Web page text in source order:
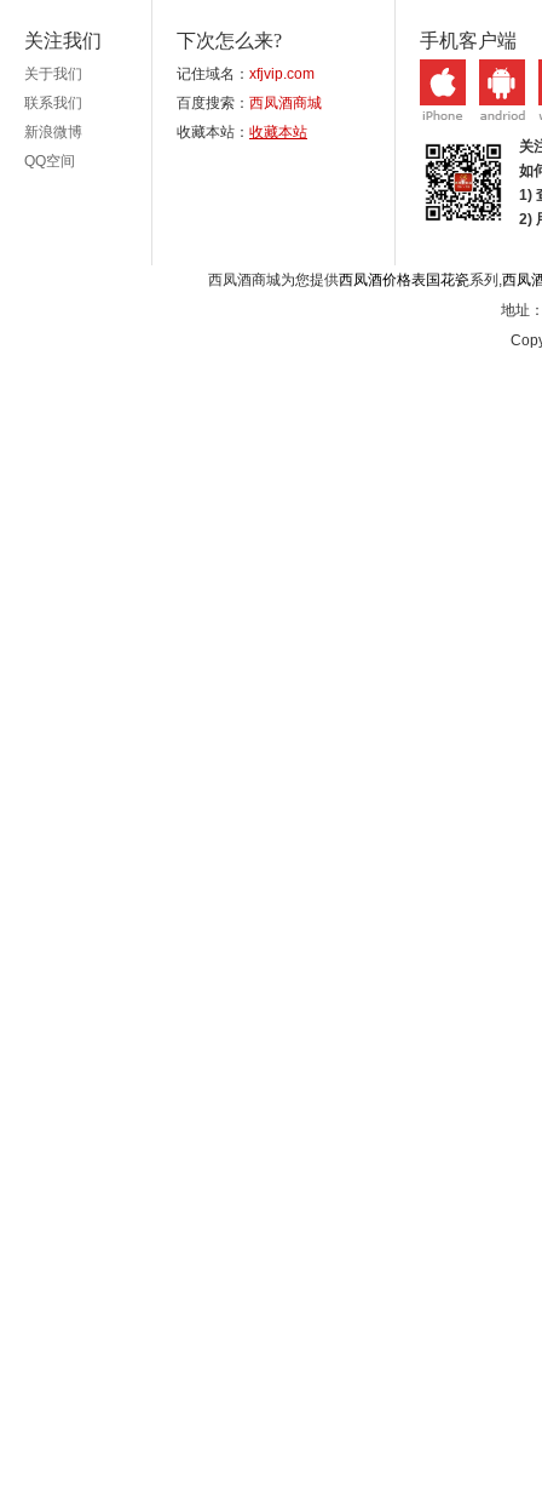
关注我们
关于我们
联系我们
新浪微博
QQ空间
下次怎么来?
记住域名： xfjvip.com
百度搜索： 西凤酒商城
收藏本站： 收藏本站
手机客户端
关
如
1)
2)
西凤酒商城为您提供西凤酒价格表国花瓷系列,西凤
地址